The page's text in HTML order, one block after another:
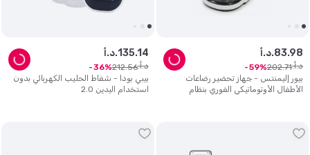
بيور إليمنتس - جهاز تحضير رضاعات
الأطفال الأوتوماتيكي الفوري بنظام
د.أ.83.98
د.أ. 202.71
59
بيبي بودا - شفاط الحليب الكهربائي بدون
استخدام اليدين 2.0
د.أ.135.14
د.أ. 212.56
36